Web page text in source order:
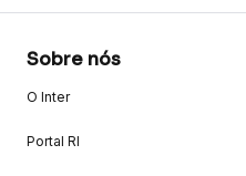
Sobre nós
O Inter
Portal RI